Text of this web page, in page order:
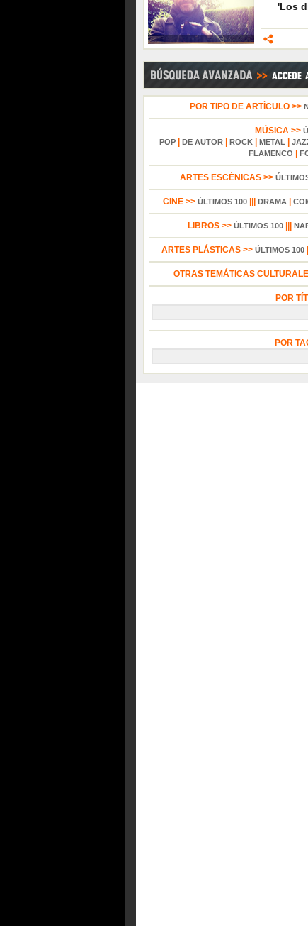
'Los
POR TIPO DE ARTÍCULO >>
MÚSICA >>
POP| DE AUTOR| ROCK| METAL|
FLAMENCO
ARTES ESCÉNICAS >>
CINE >> ÚLTIMOS 100 DRAMA
LIBROS >> ÚLTIMOS 100
ARTES PLÁSTICAS >> ÚLTIMOS 100
OTRAS TEMÁTICAS
POR
POR